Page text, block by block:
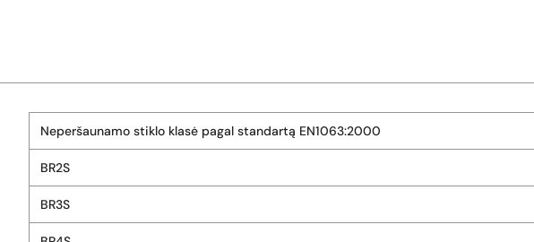
Neperšaunamo stiklo klasė pagal standartą EN1063:2000
BR2S
BR3S